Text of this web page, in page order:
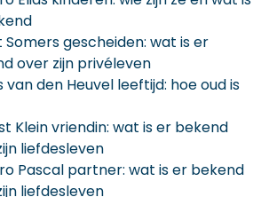
Somers gescheiden: wat is er
over zijn privéleven
van den Heuvel leeftijd: hoe oud is
Klein vriendin: wat is er bekend
liefdesleven
Pascal partner: wat is er bekend
liefdesleven